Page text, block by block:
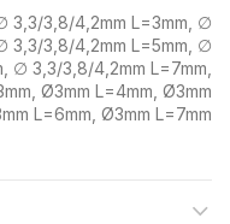
3,3/3,8/4,2mm L=3mm, ∅
3,3/3,8/4,2mm L=5mm, ∅
∅ 3,3/3,8/4,2mm L=7mm,
Ø3mm L=4mm, Ø3mm
L=6mm, Ø3mm L=7mm